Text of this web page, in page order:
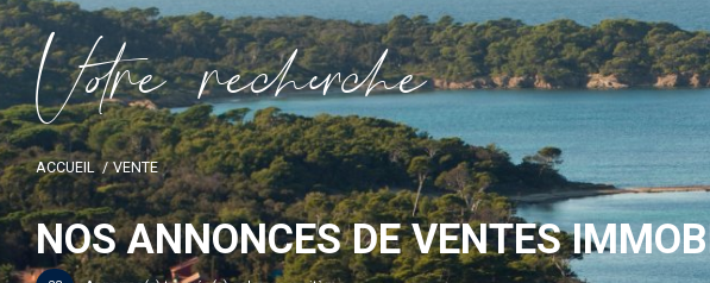
Vore recece
ACCUEIL VENTE
NOS ANNONCES DE VENTES